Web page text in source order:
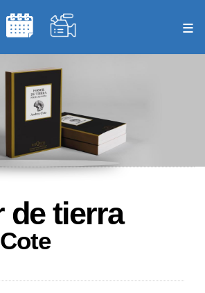
al
de tierra